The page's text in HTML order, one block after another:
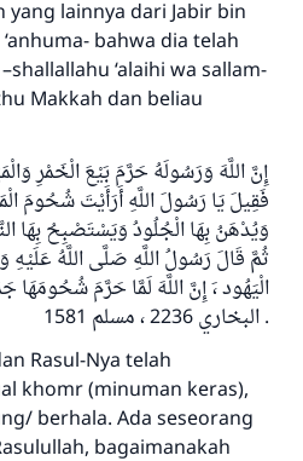
yang lainnya dari Jabir bin
bahwa dia telah
‘alaihi wa sallam-
Makkah dan beliau
إِنَّ اللَّهَ وَرَسُولَهُ حَرَّمَ بَيْعَ الْخَمْرِ
فَقِيلَ يَا رَسُولَ اللَّهِ أَرَأَيْتَ شُحُومَ
وَيُدْهَنُ بِهَا الْجُلُودُ وَيَسْتَصْبِحُ بِهَا
ثُمَّ قَالَ رَسُولُ اللَّهِ صَلَّى اللَّهُ عَلَيْهِ
الْيَهُود ،َ إِنَّ اللَّهَ لَمَّا حَرَّمَ شُحُومَهَا
. البخاري 2236 ، مسلم 1581
Rasul-Nya telah
khomr (minuman keras),
berhala. Ada seseorang
bagaimanakah